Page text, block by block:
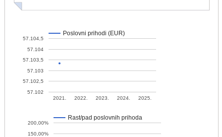
Poslovni prihodi (EUR)
2021. 2022. 2023. 2024. 2025.
57.102
57.102,5
57.103
57.103,5
57.104
57.104,5
Rast/pad poslovnih prihoda
150,00%
200,00%